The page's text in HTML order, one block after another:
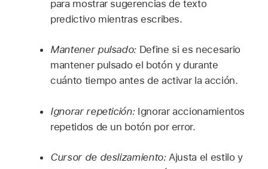
para mostrar sugerencias de texto
predictivo mientras escribes.
Mantener pulsado: Define si es necesario
mantener pulsado el botón y durante
cuánto tiempo antes de activar la acción.
Ignorar repetición: Ignorar accionamientos
repetidos de un botón por error.
Cursor de deslizamiento:Ajusta el estilo y